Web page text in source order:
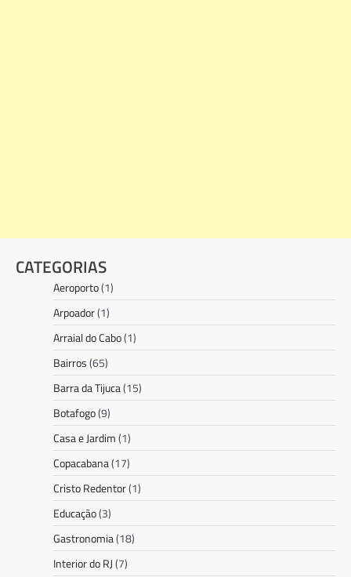
CATEGORIAS
Aeroporto(1)
Arpoador(1)
Arraial do Cabo(1)
Bairros(65)
Barra da Tijuca(15)
Botafogo(9)
Casa e Jardim(1)
Copacabana(17)
Cristo Redentor(1)
Educação(3)
Gastronomia(18)
Interior do RJ(7)